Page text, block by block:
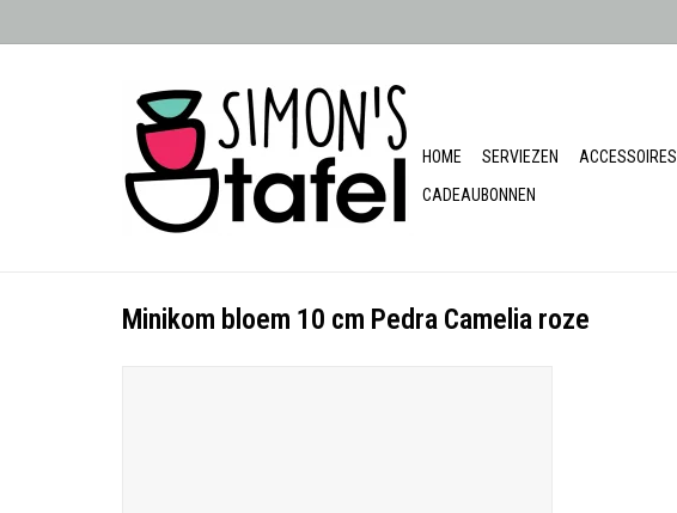
HOME SERVIEZEN ACCESSOIRES
CADEAUBONNEN
Minikom bloem 10 cm Pedra Camelia roze